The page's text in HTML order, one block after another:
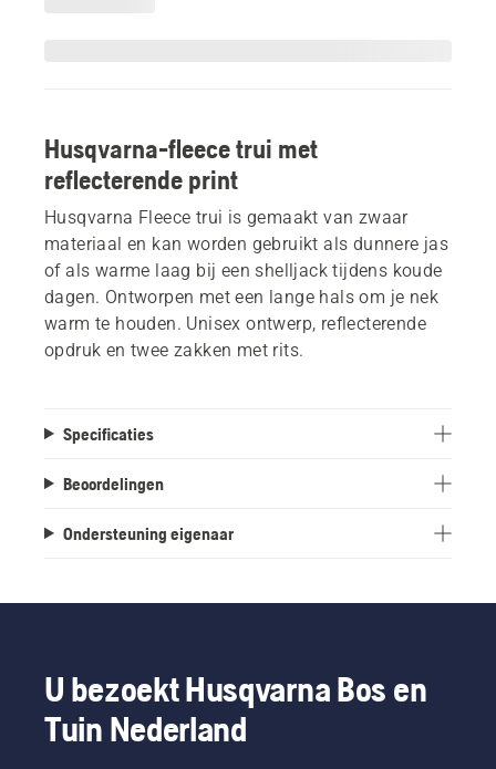
Husqvarna-fleece trui met
reflecterende print
Husqvarna Fleece trui is gemaakt van zwaar
materiaal en kan worden gebruikt als dunnere jas
of als warme laag bij een shelljack tijdens koude
dagen. Ontworpen met een lange hals om je nek
warm te houden. Unisex ontwerp, reflecterende
opdruk en twee zakken met rits.
Specificaties
Beoordelingen
Ondersteuning eigenaar
U bezoekt Husqvarna Bos en
Tuin Nederland